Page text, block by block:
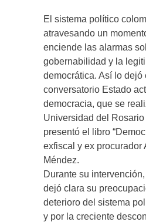
El sistema político
atravesando un
enciende las alarmas
gobernabilidad y la
democrática. Así lo dejó
conversatorio Estado
democracia, que se
Universidad del
presentó el libro
exfiscal y ex procurador
Méndez.
Durante su
dejó clara su
deterioro del sistema
y por la creciente